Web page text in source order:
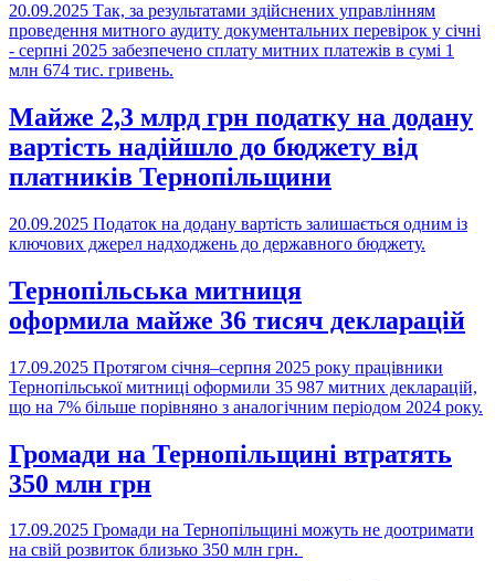
20.09.2025 Так, за результатами здійснених управлінням
проведення митного аудиту документальних перевірок у січні
- серпні 2025 забезпечено сплату митних платежів в сумі 1
млн 674 тис. гривень.
Майже 2,3 млрд грн податку на додану
вартість надійшло до бюджету від
платників Тернопільщини
20.09.2025 Податок на додану вартість залишається одним із
ключових джерел надходжень до державного бюджету.
Тернопільська митниця
оформила майже 36 тисяч декларацій
17.09.2025 Протягом січня–серпня 2025 року працівники
Тернопільської митниці оформили 35 987 митних декларацій,
що на 7% більше порівняно з аналогічним періодом 2024 року.
Громади на Тернопільщині втратять
350 млн грн
17.09.2025 Громади на Тернопільщині можуть не доотримати
на свій розвиток близько 350 млн грн.